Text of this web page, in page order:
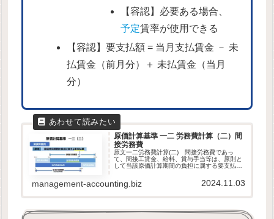
【容認】必要ある場合、
予定賃率が使用できる
【容認】要支払額 = 当月支払賃金 － 未
払賃金（前月分）＋ 未払賃金（当月
分）
原価計算基準 一二 労務費計算（二）間
接労務費
原文一二労務費計算(二) 間接労務費であっ
て、間接工賃金、給料、賞与手当等は、原則と
して当該原価計算期間の負担に属する要支払額
原価計算基準解説労務費の会計処理まとめ間接
労務費は、賃率×時間（出来高）...
management-accounting.biz 2024.11.03